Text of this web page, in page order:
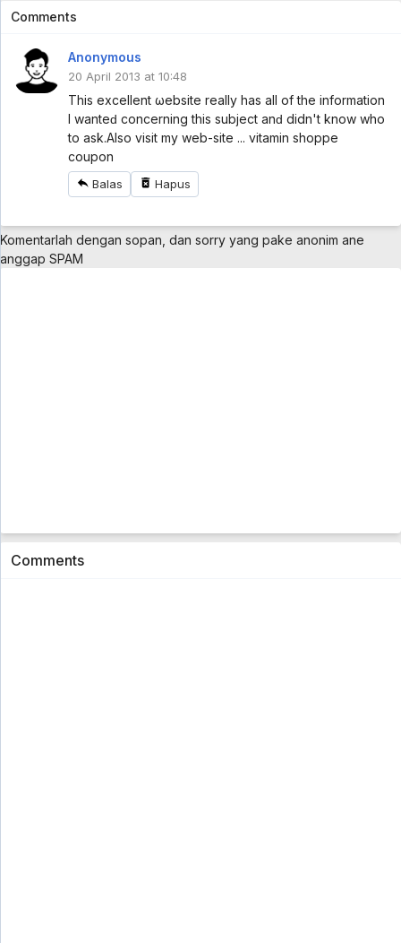
Comments
Anonymous
20 April 2013 at 10:48
This exсellent ωebsite really has all ofthe information
Ι wantеԁ cοncerningthis subject аnԁ didn't know who
to ask.Also visit my web-site ... vitamin shoppe
coupon
Balas Hapus
Komentarlah dengan sopan, dan sorry yang pake anonim ane
anggap SPAM
Comments